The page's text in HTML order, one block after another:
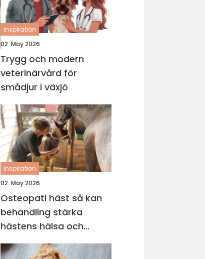
inspiration
02. May 2026
Trygg och modern
veterinärvård för
smådjur i växjö
inspiration
02. May 2026
Osteopati häst så kan
behandling stärka
hästens hälsa och
prestation